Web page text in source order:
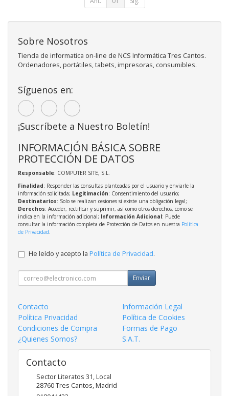
Sobre Nosotros
Tienda de informatica on-line de NCS Informática Tres Cantos.
Ordenadores, portátiles, tabets, impresoras, consumibles.
Síguenos en:
¡Suscríbete a Nuestro Boletín!
INFORMACIÓN BÁSICA SOBRE
PROTECCIÓN DE DATOS
Responsable: COMPUTER SITE, S.L.
Finalidad: Responder las consultas planteadas por el usuario y enviarle la
información solicitada; Legitimación: Consentimiento del usuario;
Destinatarios: Solo se realizan cesiones si existe una obligación legal;
Derechos: Acceder, rectificar y suprimir, así como otros derechos, como se
indica en la información adicional; Información Adicional: Puede
consultar la información completa de Protección de Datos en nuestra Política
de Privacidad.
He leído y acepto la Política de Privacidad.
Enviar
Contacto
Información Legal
Política Privacidad
Política de Cookies
Condiciones de Compra
Formas de Pago
¿Quienes Somos?
S.A.T.
Contacto
Sector Literatos 31, Local
28760Tres Cantos,Madrid